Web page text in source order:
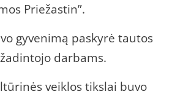
Priežastin”.
gyvenimą paskyrė tautos
darbams.
veiklos tikslai buvo